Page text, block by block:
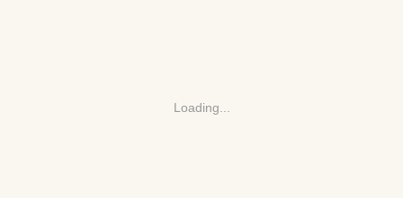
Loading...